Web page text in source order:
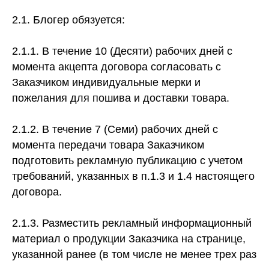
2.1. Блогер обязуется:
2.1.1. В течение 10 (Десяти) рабочих дней с
момента акцепта договора согласовать с
Заказчиком индивидуальные мерки и
пожелания для пошива и доставки товара.
2.1.2. В течение 7 (Семи) рабочих дней с
момента передачи товара Заказчиком
подготовить рекламную публикацию с учетом
требований, указанных в п.1.3 и 1.4 настоящего
договора.
2.1.3. Разместить рекламный информационный
материал о продукции Заказчика на странице,
указанной ранее (в том числе не менее трех раз